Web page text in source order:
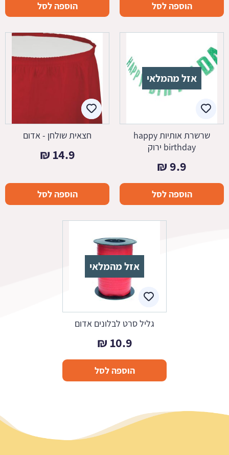
הוספה לסל הוספה לסל
אזל מהמלאי
שרשרת אותיות happy
birthday ירוק
9.9
₪
הוספה לסל
חצאית שולחן - אדום
14.9
₪
הוספה לסל
אזל מהמלאי
גליל סרט לבלונים אדום
10.9
₪
הוספה לסל